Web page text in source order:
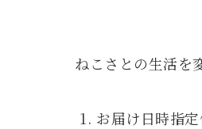
ねこさとの生活を
お届け日時指